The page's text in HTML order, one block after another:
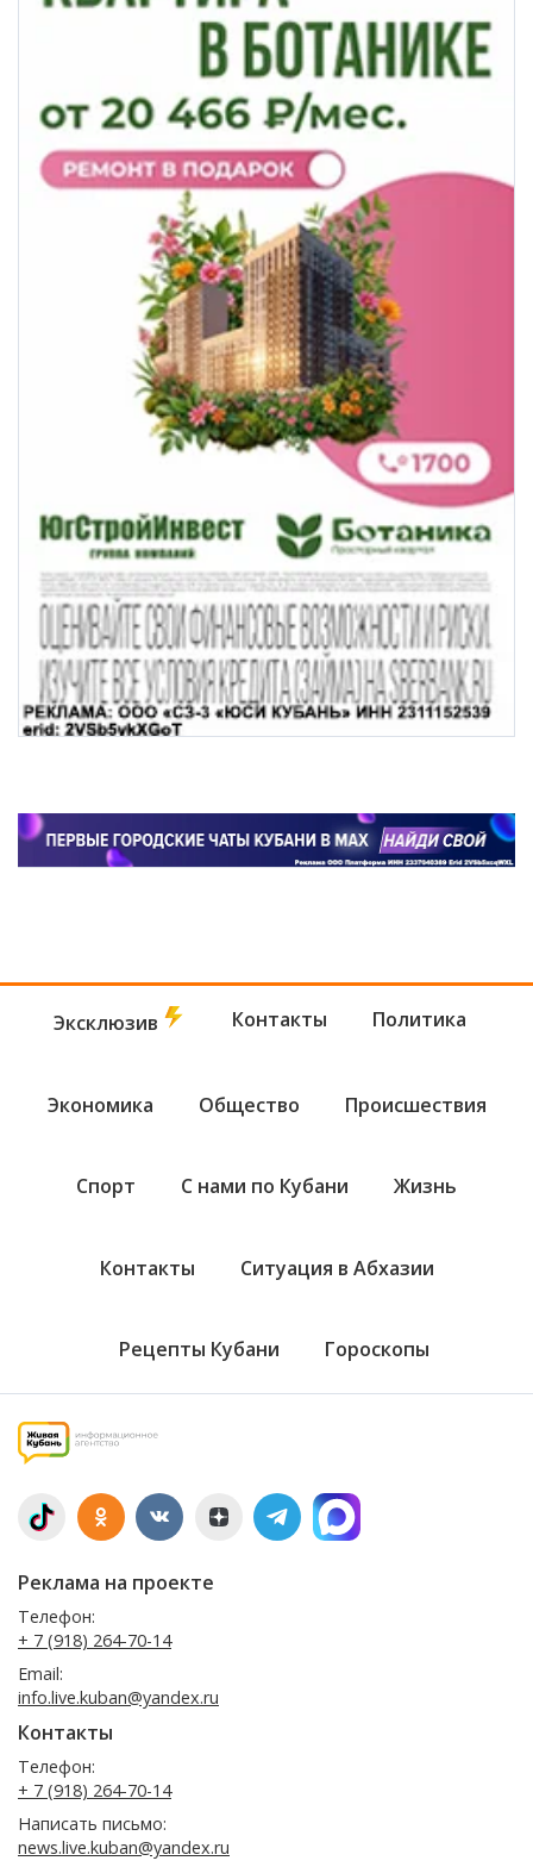
Эксклюзив Контакты Политика
Экономика Общество Происшествия
Спорт С нами по Кубани Жизнь
Контакты Ситуация в Абхазии
Рецепты Кубани Гороскопы
Реклама на проекте
Телефон:
+ 7 (918) 264-70-14
Email:
info.live.kuban@yandex.ru
Контакты
Телефон:
+ 7 (918) 264-70-14
Написать письмо:
news.live.kuban@yandex.ru